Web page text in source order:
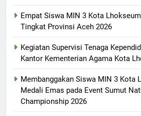
Empat Siswa MIN 3 Kota
Tingkat Provinsi Aceh 2026
Kegiatan Supervisi Tenaga
Kantor Kementerian Agama Kota
Membanggakan Siswa MIN 3 Kota
Medali Emas pada Event Sumut
Championship 2026